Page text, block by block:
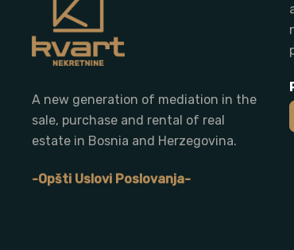
A new generation of mediation in the
sale, purchase and rental of real
estate in Bosnia and Herzegovina.
-Opšti Uslovi Poslovanja-